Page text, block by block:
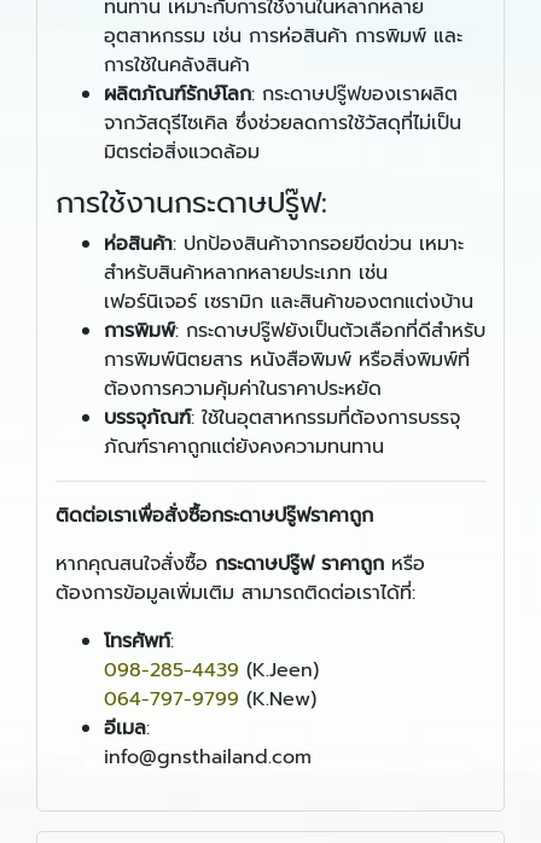
ทนทาน เหมาะกับการใช้งานในหลากหลาย
อุตสาหกรรม เช่น การห่อสินค้า การพิมพ์ และ
การใช้ในคลังสินค้า
ผลิตภัณฑ์รักษ์โลก: กระดาษปรู๊ฟของเราผลิต
จากวัสดุรีไซเคิล ซึ่งช่วยลดการใช้วัสดุที่ไม่เป็น
มิตรต่อสิ่งแวดล้อม​
การใช้งานกระดาษปรู๊ฟ:
ห่อสินค้า: ปกป้องสินค้าจากรอยขีดข่วน เหมาะ
สำหรับสินค้าหลากหลายประเภท เช่น
เฟอร์นิเจอร์ เซรามิก และสินค้าของตกแต่งบ้าน
การพิมพ์: กระดาษปรู๊ฟยังเป็นตัวเลือกที่ดีสำหรับ
การพิมพ์นิตยสาร หนังสือพิมพ์ หรือสิ่งพิมพ์ที่
ต้องการความคุ้มค่าในราคาประหยัด
บรรจุภัณฑ์: ใช้ในอุตสาหกรรมที่ต้องการบรรจุ
ภัณฑ์ราคาถูกแต่ยังคงความทนทาน
ติดต่อเราเพื่อสั่งซื้อกระดาษปรู๊ฟราคาถูก
หากคุณสนใจสั่งซื้อ กระดาษปรู๊ฟ ราคาถูก หรือ
ต้องการข้อมูลเพิ่มเติม สามารถติดต่อเราได้ที่:
โทรศัพท์:
098-285-4439 (K.Jeen)
064-797-9799 (K.New)
อีเมล:
info@gnsthailand.com